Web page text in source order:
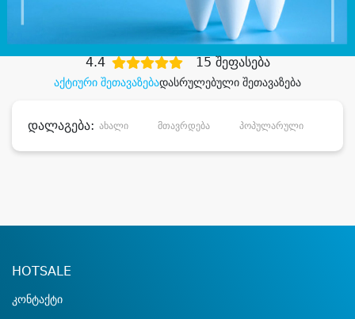
დიდი დანაზოგით
აქტიური შეთავაზებადასრულებული შეთავაზება
4.4 15 შეფასება
დალაგება: ახალი მთავრდება პოპულარული
HOTSALE
კონტაქტი